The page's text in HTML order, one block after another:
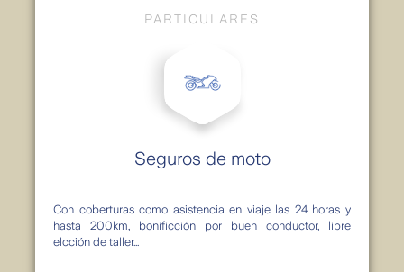
PARTICULARES
Seguros de moto
Con coberturas como asistencia en viaje las 24 horas y
hasta 200km, bonificción por buen conductor, libre
elcción de taller...